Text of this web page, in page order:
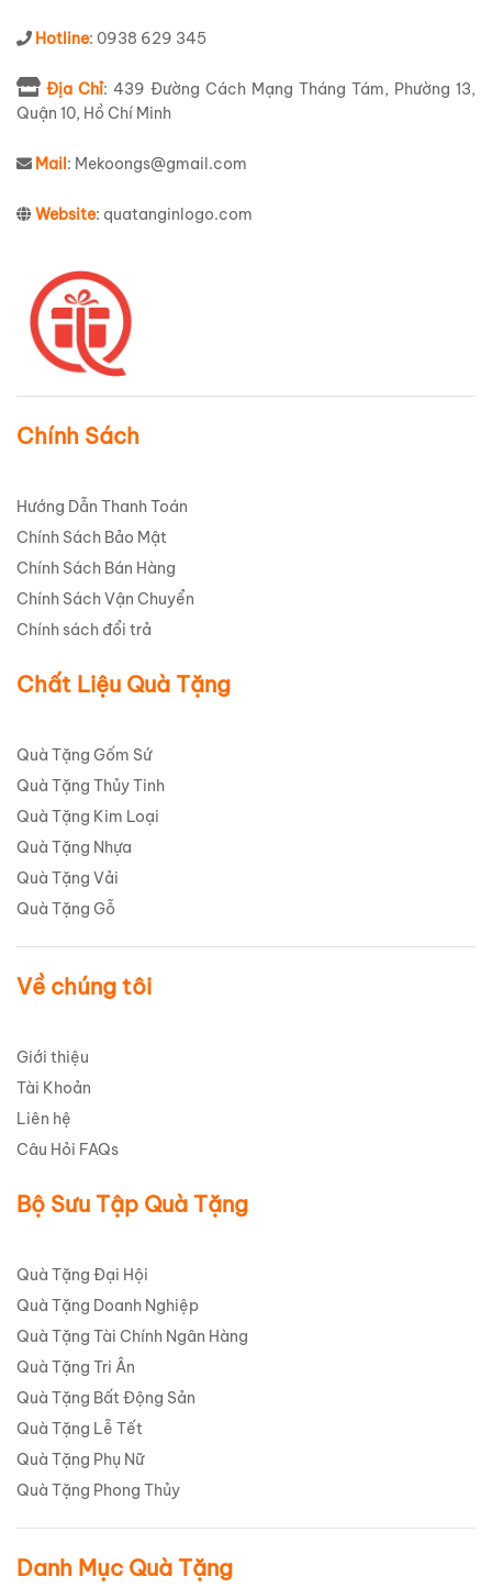
Hotline: 0938 629 345
Địa Chỉ: 439 Đường Cách Mạng Tháng Tám, Phường 13,
Quận 10, Hồ Chí Minh
Mail: Mekoongs@gmail.com
Website: quatanginlogo.com
Chính Sách
Hướng Dẫn Thanh Toán
Chính Sách Bảo Mật
Chính Sách Bán Hàng
Chính Sách Vận Chuyển
Chính sách đổi trả
Chất Liệu Quà Tặng
Quà Tặng Gốm Sứ
Quà Tặng Thủy Tinh
Quà Tặng Kim Loại
Quà Tặng Nhựa
Quà Tặng Vải
Quà Tặng Gỗ
Về chúng tôi
Giới thiệu
Tài Khoản
Liên hệ
Câu Hỏi FAQs
Bộ Sưu Tập Quà Tặng
Quà Tặng Đại Hội
Quà Tặng Doanh Nghiệp
Quà Tặng Tài Chính Ngân Hàng
Quà Tặng Tri Ân
Quà Tặng Bất Động Sản
Quà Tặng Lễ Tết
Quà Tặng Phụ Nữ
Quà Tặng Phong Thủy
Danh Mục Quà Tặng